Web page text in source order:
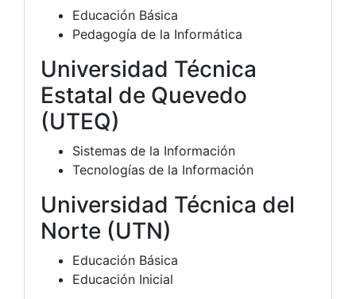
Educación Básica
Pedagogía de la Informática
Universidad Técnica
Estatal de Quevedo
(UTEQ)
Sistemas de la Información
Tecnologías de la Información
Universidad Técnica del
Norte (UTN)
Educación Básica
Educación Inicial